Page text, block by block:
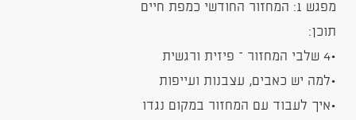
מפגש 1: המחזור החודשי כמפת חיים
תוכן:
•4 שלבי המחזור – פיזית ורגשית
•למה יש כאבים, עצבנות ועייפות
•איך לעבוד עם המחזור במקום נגדו